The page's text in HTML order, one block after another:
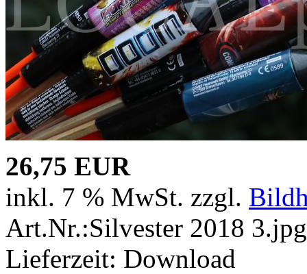
26,75 EUR
inkl. 7 % MwSt. zzgl.
Art.Nr.:Silvester 2018 3.jpg
Lieferzeit: Download